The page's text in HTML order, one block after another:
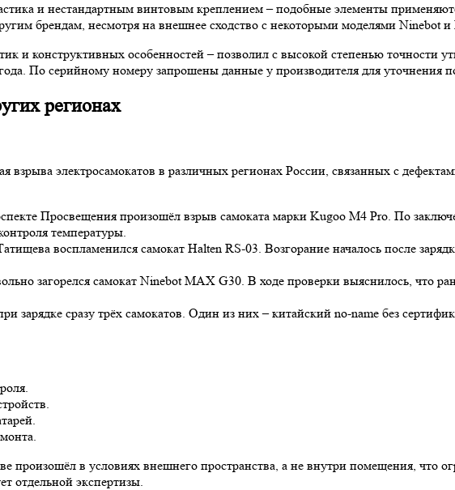
и нестандартным винтовым креплением – подобные элементы
брендам, несмотря на внешнее сходство с некоторыми моделями Ninebot и
и конструктивных особенностей – позволил с высокой степенью точности
По серийному номеру запрошены данные у производителя для уточнения
регионах
взрыва электросамокатов в различных регионах России, связанных с
Просвещения произошёл взрыв самоката марки Kugoo M4 Pro. По
температуры.
воспламенился самокат Halten RS-03. Возгорание началось после
загорелся самокат Ninebot MAX G30. В ходе проверки выяснилось, что
зарядке сразу трёх самокатов. Один из них – китайский no-name без
в условиях внешнего пространства, а не внутри помещения, что
отдельной экспертизы.